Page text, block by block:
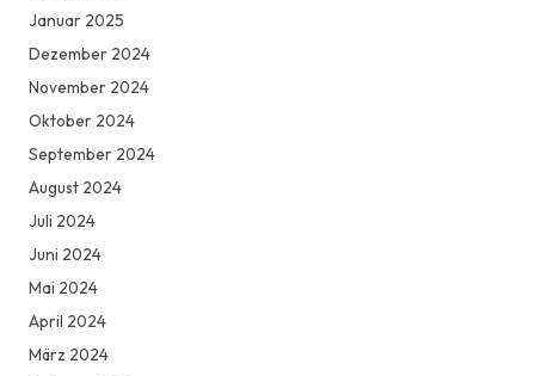
Januar 2025
Dezember 2024
November 2024
Oktober 2024
September 2024
August 2024
Juli 2024
Juni 2024
Mai 2024
April 2024
März 2024